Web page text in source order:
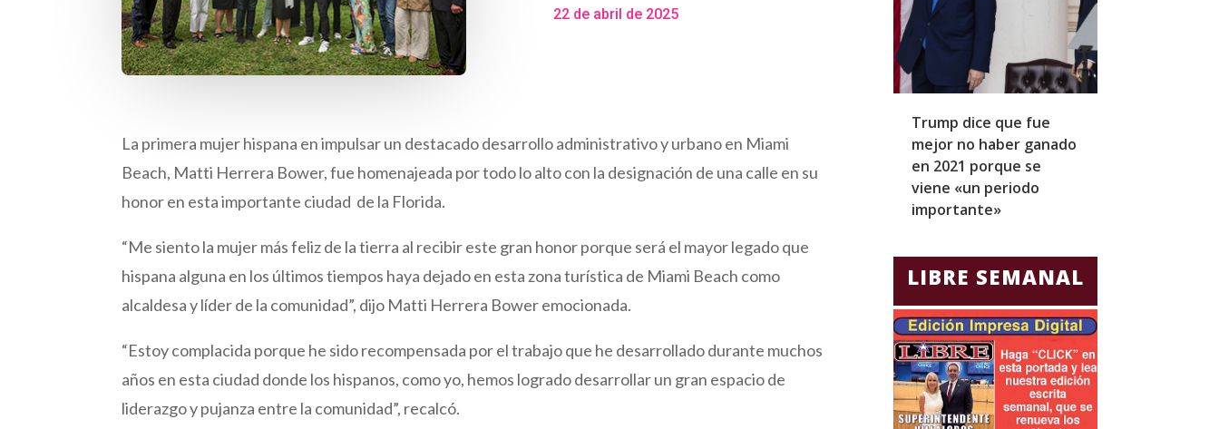
22 de abril de 2025
La primera mujer hispana en impulsar un destacado desarrollo administrativo y urbano en Miami
Beach, Matti Herrera Bower, fue homenajeada por todo lo alto con la designación de una calle en su
honor en esta importante ciudad de la Florida.
“Me siento la mujer más feliz de la tierra al recibir este gran honor porque será el mayor legado que
hispana alguna en los últimos tiempos haya dejado en esta zona turística de Miami Beach como
alcaldesa y líder de la comunidad”, dijo Matti Herrera Bower emocionada.
“Estoy complacida porque he sido recompensada por el trabajo que he desarrollado durante muchos
años en esta ciudad donde los hispanos, como yo, hemos logrado desarrollar un gran espacio de
liderazgo y pujanza entre la comunidad”, recalcó.
Trump dice que fue
mejor no haber ganado
en 2021 porque se
viene «un periodo
importante»
LIBRE SEMANAL